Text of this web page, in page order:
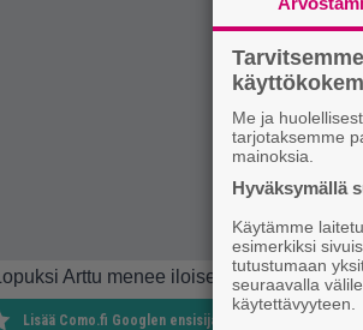
Lopuksi Arttu menee iloisempiin asioihin
Lisää Como.fi Googlen ensisijaiseksi lähteeksi
Me ja
tarjotaksemme
mainoksia.
Hyväksymällä
Käytämme
esimerkiksi
tutustumaan
seuraavalla
käytettävyyteen.